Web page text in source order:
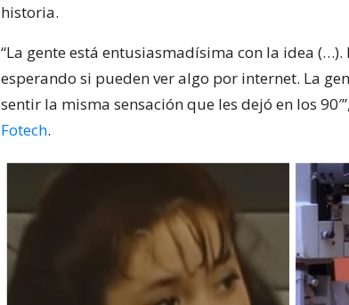
historia.
“La gente está entusiasmadísima con la idea
esperando si pueden ver algo por internet. La
sentir la misma sensación que les dejó en los
Fotech.